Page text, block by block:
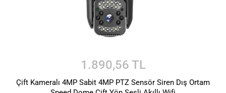
1.890,56 TL
Çift Kameralı 4MP Sabit 4MP PTZ Sensör Siren Dış Ortam